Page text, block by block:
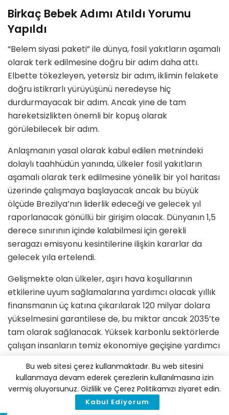
Birkaç Bebek Adımı Atıldı Yorumu
Yapıldı
“Belem siyasi paketi” ile dünya, fosil yakıtların aşamalı
olarak terk edilmesine doğru bir adım daha attı.
Elbette tökezleyen, yetersiz bir adım, iklimin felakete
doğru istikrarlı yürüyüşünü neredeyse hiç
durdurmayacak bir adım. Ancak yine de tam
hareketsizlikten önemli bir kopuş olarak
görülebilecek bir adım.
Anlaşmanın yasal olarak kabul edilen metnindeki
dolaylı taahhüdün yanında, ülkeler fosil yakıtların
aşamalı olarak terk edilmesine yönelik bir yol haritası
üzerinde çalışmaya başlayacak ancak bu büyük
ölçüde Brezilya’nın liderlik edeceği ve gelecek yıl
raporlanacak gönüllü bir girişim olacak. Dünyanın 1,5
derece sınırının içinde kalabilmesi için gerekli
seragazı emisyonu kesintilerine ilişkin kararlar da
gelecek yıla ertelendi.
Gelişmekte olan ülkeler, aşırı hava koşullarının
etkilerine uyum sağlamalarına yardımcı olacak yıllık
finansmanın üç katına çıkarılarak 120 milyar dolara
yükselmesini garantilese de, bu miktar ancak 2035’te
tam olarak sağlanacak. Yüksek karbonlu sektörlerde
çalışan insanların temiz ekonomiye geçişine yardımcı
alınacak. Ancak yenilenebilir enerji bileşenleri için
gerekli olan fakat çıkarımı insan hakları ihlalleriyle
gölgelenen “kritik mineraller” konusundaki
taahhütler, Çin ve Rusya’nın isteği üzerine metinden
Bu web sitesi çerez kullanmaktadır. Bu web sitesini
kullanmaya devam ederek çerezlerin kullanılmasına izin
vermiş oluyorsunuz. Gizlilik ve Çerez Politikamızı ziyaret edin.
Kabul Ediyorum